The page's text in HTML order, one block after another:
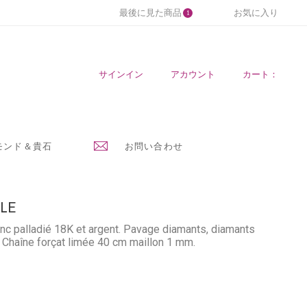
最後に見た商品 1 お気に入り
サインイン アカウント カート：
ンド＆貴石 お問い合わせ
palladié 18K et argent. Pavage diamants, diamants
forçat limée 40 cm maillon 1 mm.